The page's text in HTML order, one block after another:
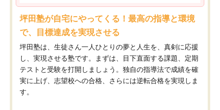
坪田塾が自宅にやってくる！最高の指導と環境
で、目標達成を実現させる
坪田塾は、生徒さん一人ひとりの夢と人生を、真剣に応援
し、実現させる塾です。まずは、目下直面する課題、定期
テストと受験を打開しましょう。独自の指導法で成績を確
実に上げ、志望校への合格、さらには逆転合格を実現しま
す。